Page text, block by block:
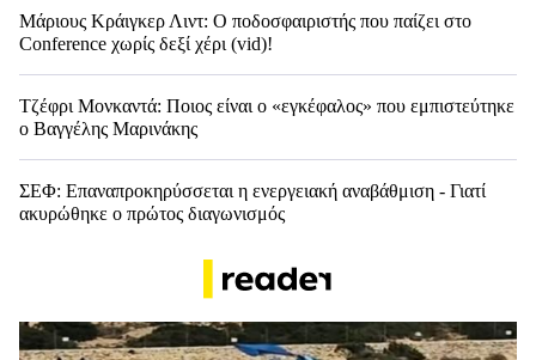
Μάριους Κράιγκερ Λιντ: Ο ποδοσφαιριστής που παίζει στο
Conference χωρίς δεξί χέρι (vid)!
Τζέφρι Μονκαντά: Ποιος είναι ο «εγκέφαλος» που εμπιστεύτηκε
ο Βαγγέλης Μαρινάκης
ΣΕΦ: Επαναπροκηρύσσεται η ενεργειακή αναβάθμιση - Γιατί
ακυρώθηκε ο πρώτος διαγωνισμός